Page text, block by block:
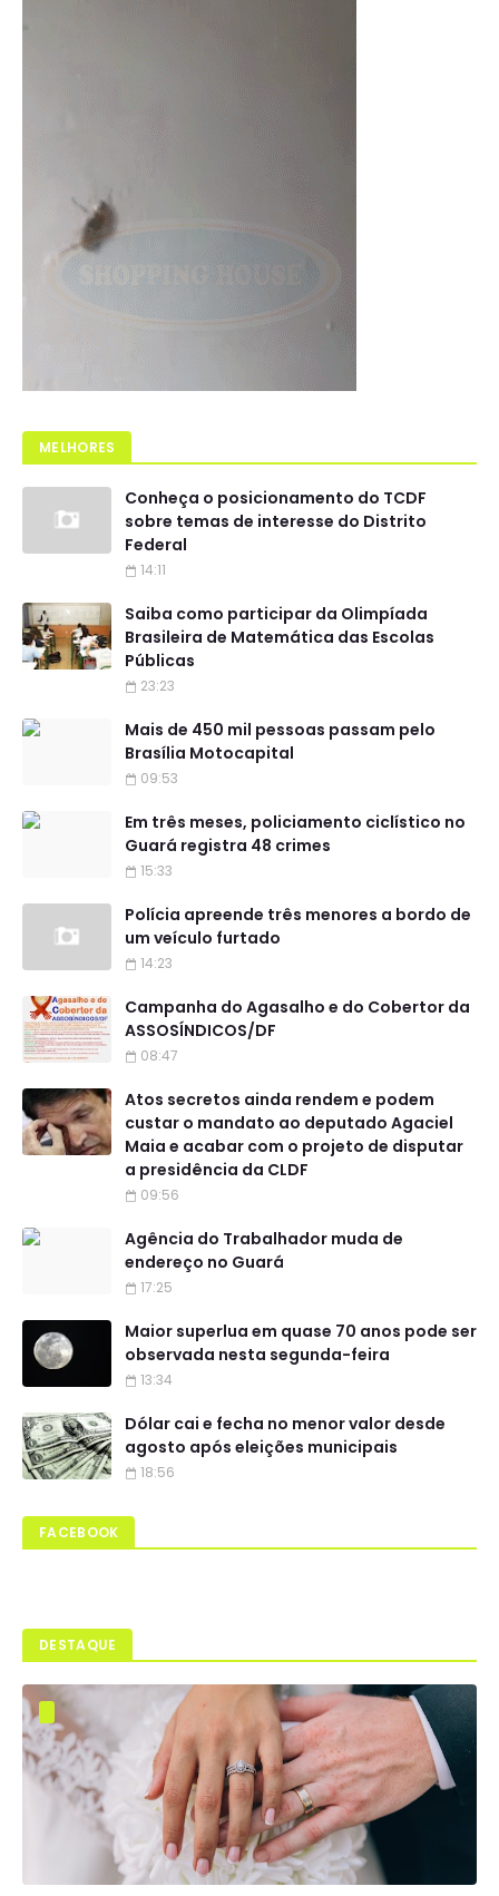
MELHORES
Conheça o posicionamento do TCDF
sobre temas de interesse do Distrito
Federal
14:11
Saiba como participar da Olimpíada
Brasileira de Matemática das Escolas
Públicas
23:23
Mais de 450 mil pessoas passam pelo
Brasília Motocapital
09:53
Em três meses, policiamento ciclístico no
Guará registra 48 crimes
15:33
Polícia apreende três menores a bordo de
um veículo furtado
14:23
Campanha do Agasalho e do Cobertor da
ASSOSÍNDICOS/DF
08:47
Atos secretos ainda rendem e podem
custar o mandato ao deputado Agaciel
Maia e acabar com o projeto de disputar
a presidência da CLDF
09:56
Agência do Trabalhador muda de
endereço no Guará
17:25
Maior superlua em quase 70 anos pode ser
observada nesta segunda-feira
13:34
Dólar cai e fecha no menor valor desde
agosto após eleições municipais
18:56
FACEBOOK
DESTAQUE